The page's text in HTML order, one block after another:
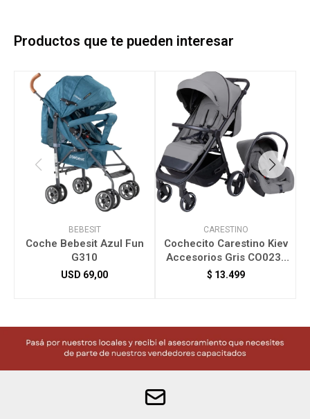
Productos que te pueden interesar
BEBESIT
Coche Bebesit Azul Fun
G310
USD 69,00
CARESTINO
Cochecito Carestino Kiev
Accesorios Gris CO023-
GR
$ 13.499